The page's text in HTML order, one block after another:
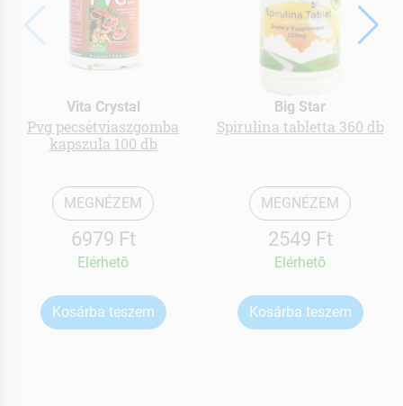
Vita Crystal
Pvg pecsétviaszgomba
kapszula 100 db
MEGNÉZEM
6979 Ft
Elérhetõ
Kosárba teszem
Big Star
Spirulina tabletta 360 db
MEGNÉZEM
2549 Ft
Elérhetõ
Kosárba teszem